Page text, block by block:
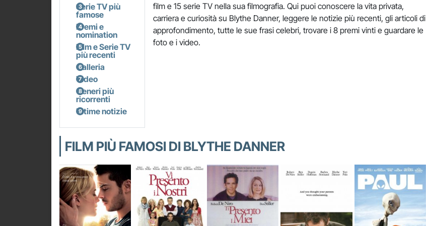
Serie TV più
famose
Premi e
nomination
Film e Serie TV
più recenti
Galleria
Video
Generi più
ricorrenti
Ultime notizie
film e 15 serie TV nella sua filmografia. Qui puoi conoscere la vita privata,
carriera e curiosità su Blythe Danner, leggere le notizie più recenti, gli articoli di
approfondimento, tutte le sue frasi celebri, trovare i 8 premi vinti e guardare le
foto e i video.
FILM PIÙ FAMOSI DI BLYTHE DANNER